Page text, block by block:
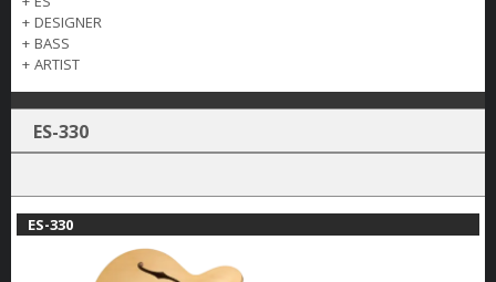
+ DESIGNER
+ BASS
+ ARTIST
ES-330
ES-330